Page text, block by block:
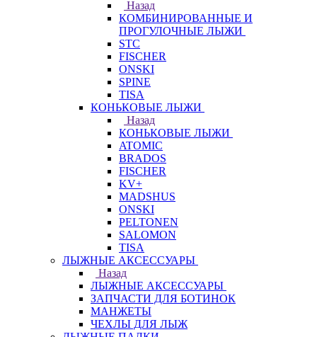
Назад
КОМБИНИРОВАННЫЕ И
ПРОГУЛОЧНЫЕ ЛЫЖИ
STC
FISCHER
ONSKI
SPINE
TISA
КОНЬКОВЫЕ ЛЫЖИ
Назад
КОНЬКОВЫЕ ЛЫЖИ
ATOMIC
BRADOS
FISCHER
KV+
MADSHUS
ONSKI
PELTONEN
SALOMON
TISA
ЛЫЖНЫЕ АКСЕССУАРЫ
Назад
ЛЫЖНЫЕ АКСЕССУАРЫ
ЗАПЧАСТИ ДЛЯ БОТИНОК
МАНЖЕТЫ
ЧЕХЛЫ ДЛЯ ЛЫЖ